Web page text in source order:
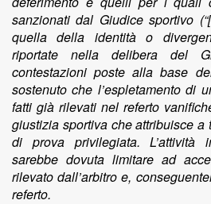
sanzionati dal Giudice sportivo
quella della identità o
riportate nella delibera del
contestazioni poste alla base
sostenuto che l’espletamento di
fatti già rilevati nel referto
giustizia sportiva che attribuisce
di prova privilegiata. L’attività
sarebbe dovuta limitare ad
rilevato dall’arbitro e,
referto.